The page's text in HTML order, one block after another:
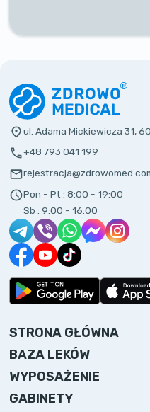
ul. Adama Mickiewicza 31,
+48 793 041 199
Pon - Pt : 8:00 - 19:00
Sb : 9:00 - 16:00
STRONA GŁÓWNA
BAZA LEKÓW
WYPOSAŻENIE
GABINETY